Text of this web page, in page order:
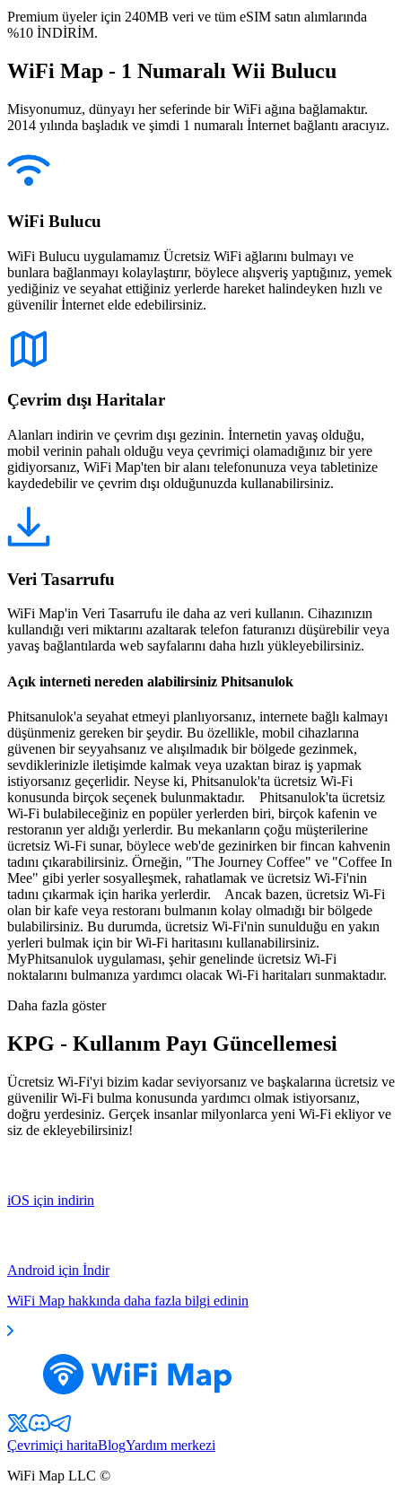
Premium üyeler için 240MB veri ve tüm eSIM satın alımlarında
%10 İNDİRİM.
WiFi Map - 1 Numaralı Wii Bulucu
Misyonumuz, dünyayı her seferinde bir WiFi ağına bağlamaktır.
2014 yılında başladık ve şimdi 1 numaralı İnternet bağlantı aracıyız.
WiFi Bulucu
WiFi Bulucu uygulamamız Ücretsiz WiFi ağlarını bulmayı ve
bunlara bağlanmayı kolaylaştırır, böylece alışveriş yaptığınız, yemek
yediğiniz ve seyahat ettiğiniz yerlerde hareket halindeyken hızlı ve
güvenilir İnternet elde edebilirsiniz.
Çevrim dışı Haritalar
Alanları indirin ve çevrim dışı gezinin. İnternetin yavaş olduğu,
mobil verinin pahalı olduğu veya çevrimiçi olamadığınız bir yere
gidiyorsanız, WiFi Map'ten bir alanı telefonunuza veya tabletinize
kaydedebilir ve çevrim dışı olduğunuzda kullanabilirsiniz.
Veri Tasarrufu
WiFi Map'in Veri Tasarrufu ile daha az veri kullanın. Cihazınızın
kullandığı veri miktarını azaltarak telefon faturanızı düşürebilir veya
yavaş bağlantılarda web sayfalarını daha hızlı yükleyebilirsiniz.
Açık interneti nereden alabilirsiniz Phitsanulok
Phitsanulok'a seyahat etmeyi planlıyorsanız, internete bağlı kalmayı
düşünmeniz gereken bir şeydir. Bu özellikle, mobil cihazlarına
güvenen bir seyyahsanız ve alışılmadık bir bölgede gezinmek,
sevdiklerinizle iletişimde kalmak veya uzaktan biraz iş yapmak
istiyorsanız geçerlidir. Neyse ki, Phitsanulok'ta ücretsiz Wi-Fi
konusunda birçok seçenek bulunmaktadır. Phitsanulok'ta ücretsiz
Wi-Fi bulabileceğiniz en popüler yerlerden biri, birçok kafenin ve
restoranın yer aldığı yerlerdir. Bu mekanların çoğu müşterilerine
ücretsiz Wi-Fi sunar, böylece web'de gezinirken bir fincan kahvenin
tadını çıkarabilirsiniz. Örneğin, "The Journey Coffee" ve "Coffee In
Mee" gibi yerler sosyalleşmek, rahatlamak ve ücretsiz Wi-Fi'nin
tadını çıkarmak için harika yerlerdir. Ancak bazen, ücretsiz Wi-Fi
olan bir kafe veya restoranı bulmanın kolay olmadığı bir bölgede
bulabilirsiniz. Bu durumda, ücretsiz Wi-Fi'nin sunulduğu en yakın
yerleri bulmak için bir Wi-Fi haritasını kullanabilirsiniz.
MyPhitsanulok uygulaması, şehir genelinde ücretsiz Wi-Fi
noktalarını bulmanıza yardımcı olacak Wi-Fi haritaları sunmaktadır.
Daha fazla göster
KPG - Kullanım Payı Güncellemesi
Ücretsiz Wi-Fi'yi bizim kadar seviyorsanız ve başkalarına ücretsiz ve
güvenilir Wi-Fi bulma konusunda yardımcı olmak istiyorsanız,
doğru yerdesiniz. Gerçek insanlar milyonlarca yeni Wi-Fi ekliyor ve
siz de ekleyebilirsiniz!
iOS için indirin
Android için İndir
WiFi Map hakkında daha fazla bilgi edinin
Çevrimiçi haritaBlogYardım merkezi
WiFi Map LLC ©